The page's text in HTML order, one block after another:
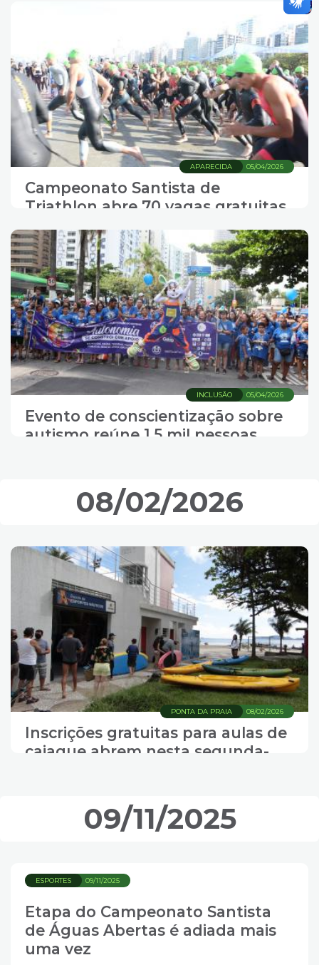
05/04/2026
APARECIDA
Campeonato Santista de
Triathlon abre 70 vagas gratuitas
nesta segunda-feira
05/04/2026
INCLUSÃO
Evento de conscientização sobre
autismo reúne 1,5 mil pessoas
08/02/2026
08/02/2026
PONTA DA PRAIA
Inscrições gratuitas para aulas de
caiaque abrem nesta segunda-
09/11/2025
09/11/2025
ESPORTES
Etapa do Campeonato Santista
de Águas Abertas é adiada mais
uma vez